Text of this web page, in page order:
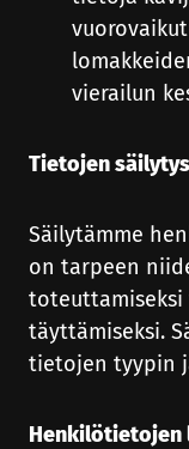
vierailun
Tietojen
Säilytämme
on tarpeen
täyttämiseksi.
tietojen tyypin
Henkilötietojen